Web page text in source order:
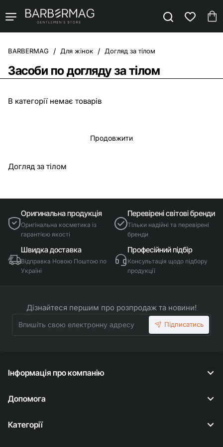
Засоби по догляду за тілом
Для жінок Догляд за тілом
Догляд за тілом
В категорії немає товарів
Продовжити
Оригинальна продукція
Оригінальна косметика із
гарантією якості
Перевірені світові бренди
Тільки надійні та перевірені
бренди
Швидка доставка
Відправка Новою Поштою по
Україні
Професійний підбір
Консультація щодо підбору
продукції
Дізнайтеся першим про розпродаж та новини!
свою
Підписатись
Інформація про компанію
Допомога
Категорії